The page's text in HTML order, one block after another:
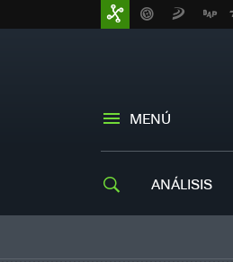
MENÚ
ANÁLISIS